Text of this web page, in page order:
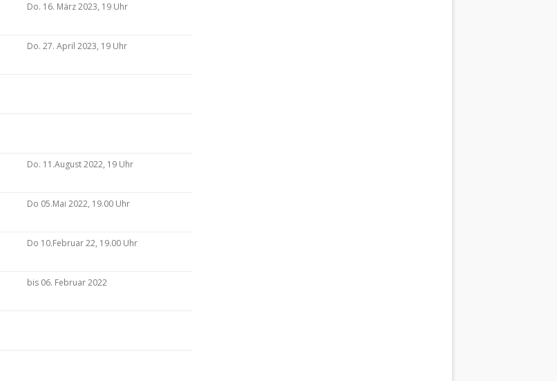
Do. 16. März 2023, 19 Uhr
Do. 27. April 2023, 19 Uhr
Do. 11.August 2022, 19 Uhr
Do 05.Mai 2022, 19.00 Uhr
Do 10.Februar 22, 19.00 Uhr
bis 06. Februar 2022